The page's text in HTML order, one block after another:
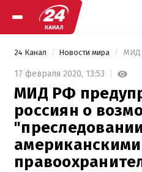
24 Канал Новости мира
17 февраля 2020, 13:53
МИД РФ
россиян о
американскими